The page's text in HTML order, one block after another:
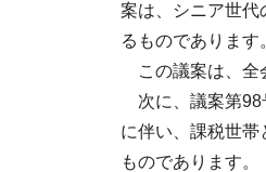
案は、シニア世代
るものであります
この議案は、全
次に、議案第98
に伴い、課税世
ものであります。